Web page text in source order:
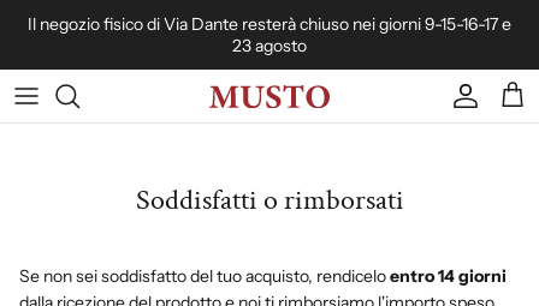
Passa ai contenuti
Il negozio fisico di Via Dante resterà chiuso nei giorni 9-15-16-17 e
23 agosto
Account
Soddisfatti o rimborsati
Se non sei soddisfatto del tuo acquisto, rendiceloentro 14 giorni